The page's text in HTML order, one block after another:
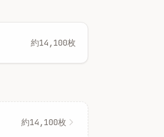
約14,100枚
約14,100枚